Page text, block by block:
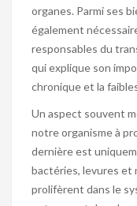
organes. Parmi ses
également
responsables du
qui explique son
chronique et la
Un aspect souvent
notre organisme à
dernière est
bactéries, levures et
prolifèrent dans le